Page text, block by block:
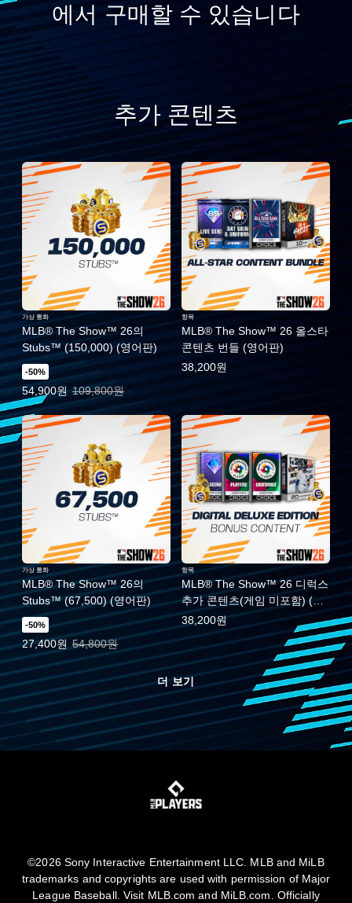
에서 구매할 수 있습니다
추가 콘텐츠
MLB® The Show™ 26의
Stubs™ (150,000) (영어판)
가상 통화
-50%
54,900원
특별가: 54,900원. 일반가: 109,800원.
109,800원
MLB® The Show™ 26 올스타
콘텐츠 번들 (영어판)
항목
38,200원
MLB® The Show™ 26의
Stubs™ (67,500) (영어판)
가상 통화
-50%
27,400원
특별가: 27,400원. 일반가: 54,800원.
54,800원
MLB® The Show™ 26 디럭스
추가 콘텐츠(게임 미포함) (영
어판)
항목
38,200원
더 보기
©2026 Sony Interactive Entertainment LLC. MLB and MiLB
trademarks and copyrights are used with permission of Major
League Baseball. Visit MLB.com and MiLB.com. Officially